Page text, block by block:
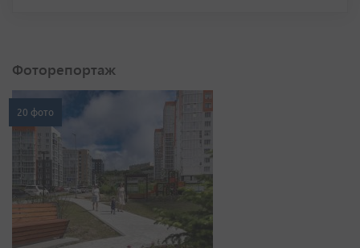
Фоторепортаж
20 фото